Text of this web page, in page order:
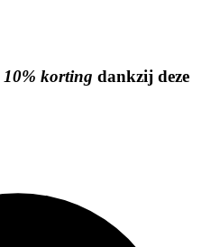
10% korting dankzij deze